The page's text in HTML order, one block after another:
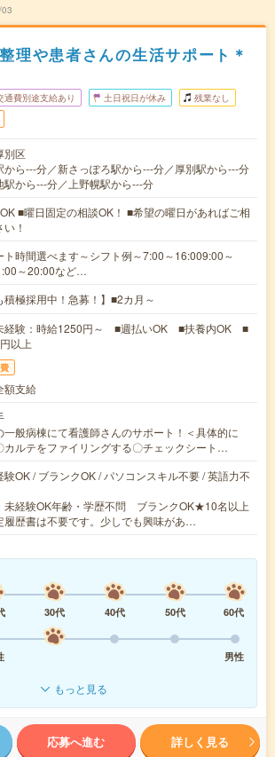
理や患者さんの生活サポート＊
通費別途支給あり 土日祝日が休み 残業なし
別区
から---分／新さっぽろ駅から---分／厚別駅から---分
駅から---分／上野幌駅から---分
■曜日固定の相談OK！ ■希望の曜日があればご相
！
時間選べます～シフト例～7:00～16:009:00～
～20:00など…
積極採用中！急募！】■2カ月～
経験：時給1250円～ ■週払いOK ■扶養内OK ■
以上
額支給
般病棟にて看護師さんのサポート！＜具体的に
ルテをファイリングする〇チェックシート…
験OK / ブランクOK / パソコンスキル不要 / 英語力不
未経験OK年齢・学歴不問 ブランクOK★10名以上
履歴書は不要です。少しでも興味があ…
30代 40代 50代
60代
男性
もっと見る
応募へ進む 詳しく見る